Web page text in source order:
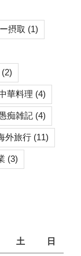
摂取 (1)
(2)
華料理 (4)
痴雑記 (4)
外旅行 (11)
(3)
土 日